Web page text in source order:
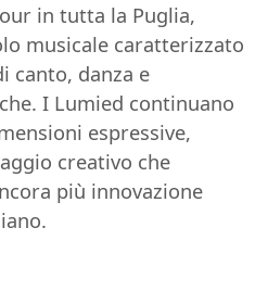
in tutta la Puglia,
musicale caratterizzato
canto, danza e
I Lumied continuano
espressive,
creativo che
più innovazione